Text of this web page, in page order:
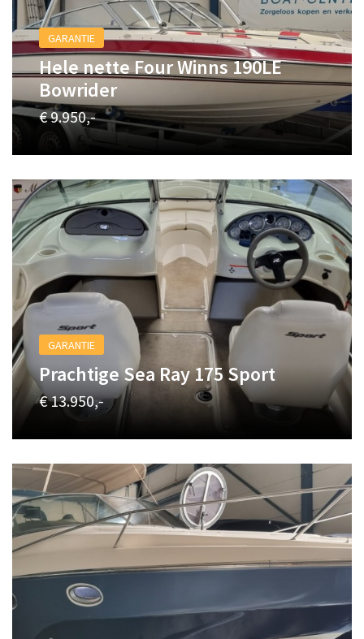
GARANTIE
Hele nette Four Winns 190LE
Bowrider
€ 9.950,-
GARANTIE
Prachtige Sea Ray 175 Sport
€ 13.950,-